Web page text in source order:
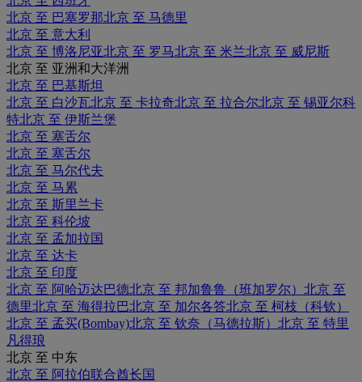
北京 至 巴塞罗那北京 至 马德里
北京 至 意大利
北京 至 博洛尼亚北京 至 罗马北京 至 米兰北京 至 威尼斯
北京 至 亚洲和大洋洲
北京 至 巴基斯坦
北京 至 白沙瓦北京 至 卡拉奇北京 至 拉合尔北京 至 锡亚尔科
特北京 至 伊斯兰堡
北京 至 塞舌尔
北京 至 塞舌尔
北京 至 马尔代夫
北京 至 马累
北京 至 斯里兰卡
北京 至 科伦坡
北京 至 孟加拉国
北京 至 达卡
北京 至 印度
北京 至 阿哈迈达巴德北京 至 邦加鲁鲁（班加罗尔） 北京 至
德里北京 至 海得拉巴北京 至 加尔各答北京 至 柯枝（科钦）
北京 至 孟买(Bombay)北京 至 钦奈（马德拉斯） 北京 至 特里
凡得琅
北京 至 中东
北京 至 阿拉伯联合酋长国